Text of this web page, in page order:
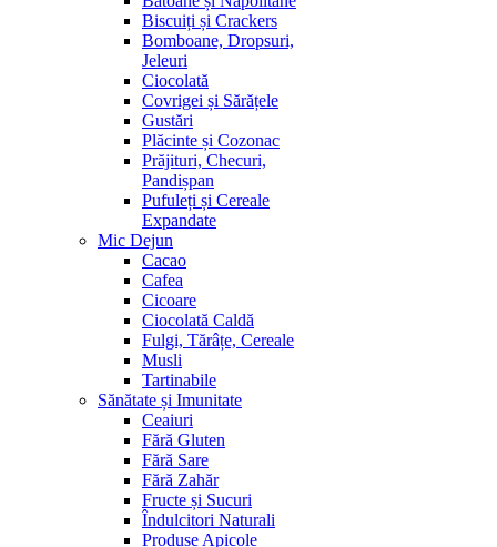
Biscuiți și Crackers
Bomboane, Dropsuri,
Jeleuri
Ciocolată
Covrigei și Sărățele
Gustări
Plăcinte și Cozonac
Prăjituri, Checuri,
Pandișpan
Pufuleți și Cereale
Expandate
Mic Dejun
Cacao
Cafea
Cicoare
Ciocolată Caldă
Fulgi, Tărâțe, Cereale
Musli
Tartinabile
Sănătate și Imunitate
Ceaiuri
Fără Gluten
Fără Sare
Fără Zahăr
Fructe și Sucuri
Îndulcitori Naturali
Produse Apicole